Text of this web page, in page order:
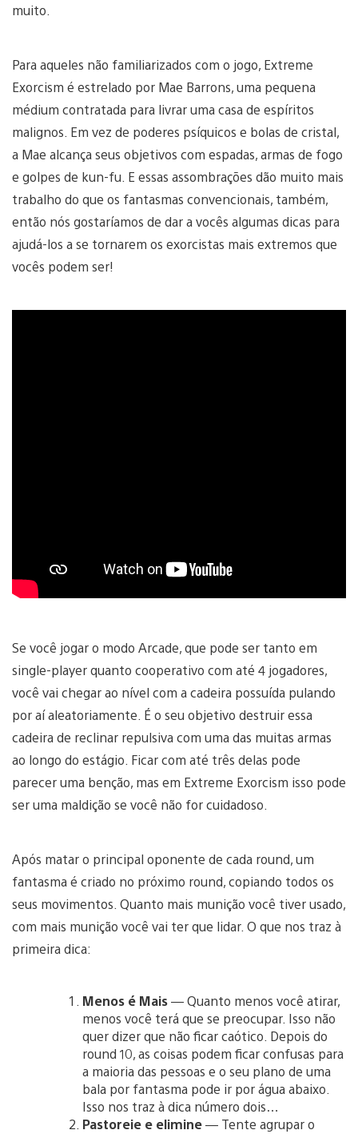
muito.
Para aqueles não familiarizados com o jogo, Extreme
Exorcism é estrelado por Mae Barrons, uma pequena
médium contratada para livrar uma casa de espíritos
malignos. Em vez de poderes psíquicos e bolas de cristal,
a Mae alcança seus objetivos com espadas, armas de fogo
e golpes de kun-fu. E essas assombrações dão muito mais
trabalho do que os fantasmas convencionais, também,
então nós gostaríamos de dar a vocês algumas dicas para
ajudá-los a se tornarem os exorcistas mais extremos que
vocês podem ser!
Se você jogar o modo Arcade, que pode ser tanto em
single-player quanto cooperativo com até 4 jogadores,
você vai chegar ao nível com a cadeira possuída pulando
por aí aleatoriamente. É o seu objetivo destruir essa
cadeira de reclinar repulsiva com uma das muitas armas
ao longo do estágio. Ficar com até três delas pode
parecer uma benção, mas em Extreme Exorcism isso pode
ser uma maldição se você não for cuidadoso.
Após matar o principal oponente de cada round, um
fantasma é criado no próximo round, copiando todos os
seus movimentos. Quanto mais munição você tiver usado,
com mais munição você vai ter que lidar. O que nos traz à
primeira dica:
Menos é Mais— Quanto menos você atirar,
menos você terá que se preocupar. Isso não
quer dizer que não ficar caótico. Depois do
round 10, as coisas podem ficar confusas para
a maioria das pessoas e o seu plano de uma
bala por fantasma pode ir por água abaixo.
Isso nos traz à dica número dois…
Pastoreie e elimine— Tente agrupar o